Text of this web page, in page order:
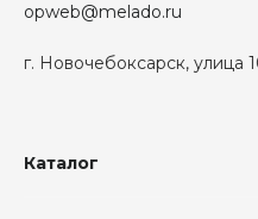
г. Новочебоксарск, улица
opweb@melado.ru
Каталог